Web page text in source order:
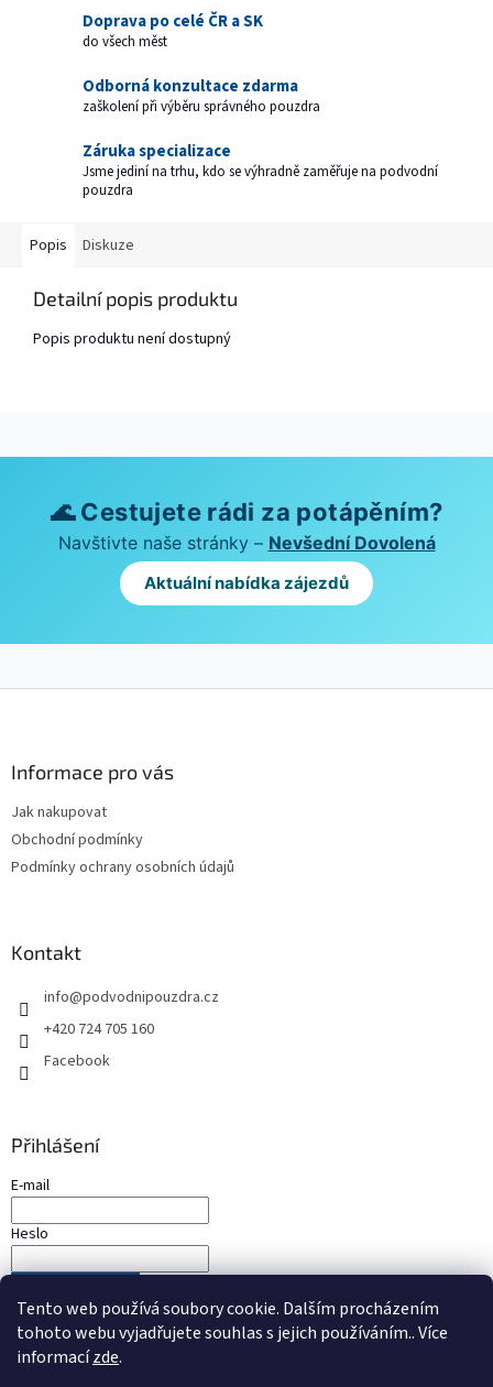
Tento web používá soubory cookie. Dalším procházením
tohoto webu vyjadřujete souhlas s jejich používáním.. Více
informacízde.
Doprava po celé ČR a SK
do všech měst
Odborná konzultace zdarma
zaškolení při výběru správného pouzdra
Záruka specializace
Jsme jediní na trhu, kdo se výhradně zaměřuje na podvodní
pouzdra
Popis Diskuze
Detailní popis produktu
Popis produktu není dostupný
🌊 Cestujete rádi za potápěním?
Navštivte naše stránky – Nevšední Dovolená
Aktuální nabídka zájezdů
Informace pro vás
Jak nakupovat
Obchodní podmínky
Podmínky ochrany osobních údajů
Kontakt
info@podvodnipouzdra.cz
+420 724 705 160
Facebook
Přihlášení
E-mail
Heslo
Nová registrace Zapomenuté heslo